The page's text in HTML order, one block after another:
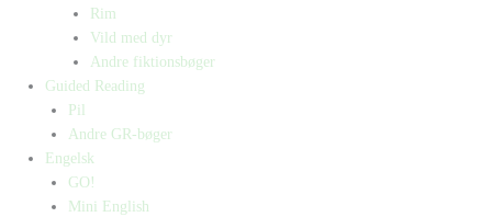
Rim
Vild med dyr
Andre fiktionsbøger
Guided Reading
Pil
Andre GR-bøger
Engelsk
GO!
Mini English